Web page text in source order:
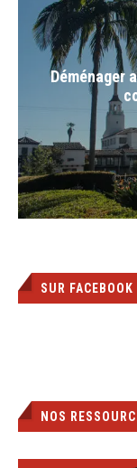
Déménager
SUR FACEBOOK
NOS